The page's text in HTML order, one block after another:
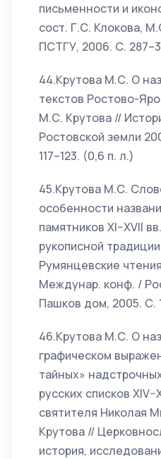
письменности и
сост. Г.С. Клокова,
ПСТГУ, 2006. С.
44.Крутова М.С. О
текстов Ростово-
М.С. Крутова //
Ростовской земли
117–123. (0,6 п. л.)
45.Крутова М.С.
особенности
памятников XI–XVII
рукописной
Румянцевские
Междунар. конф. /
Пашков дом, 2005. С.
46.Крутова М.С. О
графическом
тайных»
русских списков
святителя Николая
Крутова //
история,